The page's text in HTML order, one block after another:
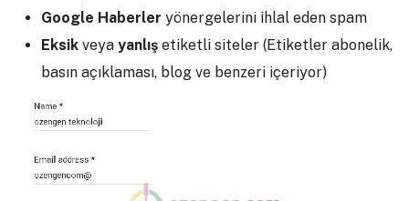
Google Haberler yönergelerini ihlal eden spam
Eksik veya yanlış etiketli siteler (Etiketler abonelik,
basın açıklaması, blog ve benzeri içeriyor)